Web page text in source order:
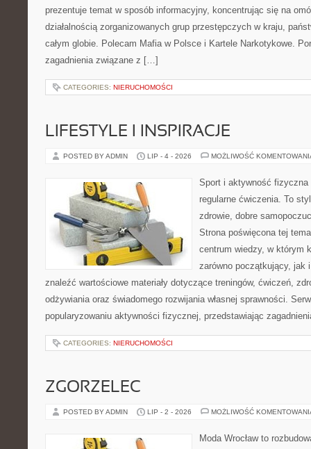
prezentuje temat w sposób informacyjny, koncentrując się na
działalnością zorganizowanych grup przestępczych w kraju,
całym globie. Polecam Mafia w Polsce i Kartele Narkotykowe.
zagadnienia związane z […]
CATEGORIES: NIERUCHOMOŚCI
LIFESTYLE I INSPIRACJE
POSTED BY ADMIN LIP - 4 - 2026 MOŻLIWOŚĆ
Sport i aktywność
regularne ćwiczenia. To
zdrowie, dobre
Strona poświęcona tej
centrum wiedzy, w którym
zarówno początkujący, jak
znaleźć wartościowe materiały dotyczące treningów, ćwiczeń,
odżywiania oraz świadomego rozwijania własnej sprawności.
popularyzowaniu aktywności fizycznej, przedstawiając
CATEGORIES: NIERUCHOMOŚCI
ZGORZELEC
POSTED BY ADMIN LIP - 2 - 2026 MOŻLIWOŚĆ
Moda Wrocław to